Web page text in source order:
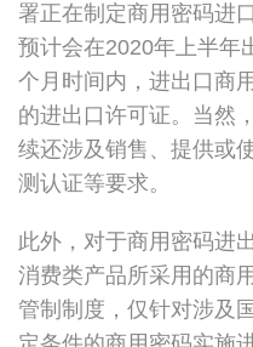
署正在制定商用密码进
预计会在2020年上半年
个月时间内，进出口商
的进出口许可证。当然
续还涉及销售、提供或
测认证等要求。
此外，对于商用密码进
消费类产品所采用的商
管制制度，仅针对涉及